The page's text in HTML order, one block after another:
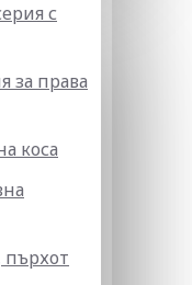
с
за права
коса
пърхот